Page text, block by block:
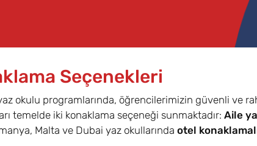
Seçenekleri
okulu programlarında, öğrencilerimizin güvenli ve
temelde iki konaklama seçeneği sunmaktadır: Aile
Malta ve Dubai yaz okullarında otel